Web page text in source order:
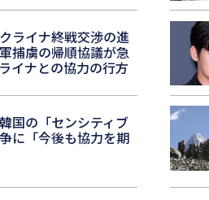
ライナ終戦交渉の進
捕虜の帰順協議が急
イナとの協力の行方
国の「センシティブ
に「今後も協力を期